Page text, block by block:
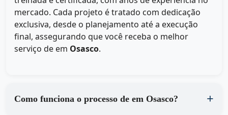
mercado. Cada projeto é tratado com dedicação
exclusiva, desde o planejamento até a execução
final, assegurando que você receba o melhor
serviço de em Osasco.
Como funciona o processo de em Osasco?